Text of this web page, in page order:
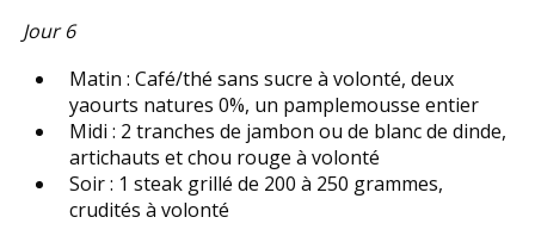
Jour 6
Matin : Café/thé sans sucre à volonté, deux
yaourts natures 0%, un pamplemousse entier
Midi : 2 tranches de jambon ou de blanc de dinde,
artichauts et chou rouge à volonté
Soir : 1 steak grillé de 200 à 250 grammes,
crudités à volonté